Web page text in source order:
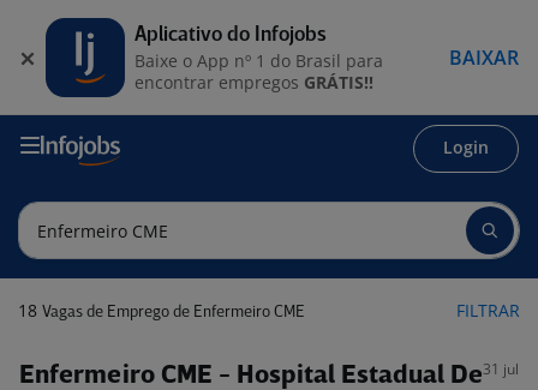
Login
18 Vagas de Emprego de Enfermeiro CME FILTRAR
Enfermeiro CME - Hospital Estadual De31 jul
Aplicativo do Infojobs
Baixe o App nº 1 do Brasil para
encontrar empregos GRÁTIS!!
BAIXAR